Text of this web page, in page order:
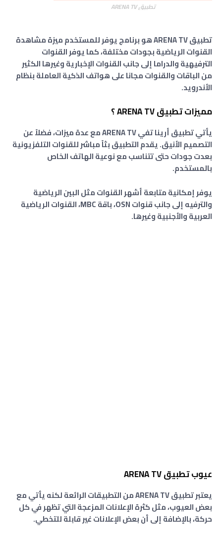
تطبيق ARENA TV
تطبيق ARENA TV هو برنامج يوفر للمستخدم ميزة مشاهدة
القنوات الرياضية بجودات مختلفة، كما يوفر القنوات
الترفيهية والدراما إلى جانب القنوات الإخبارية وغيرها الكثير
من الباقات والقنوات مجانا على هواتف الذكية العاملة بنظام
الأندرويد.
مميزات تطبيق ARENA TV ؟
يأتي تطبيق أرينا تفي ARENA TV مع عدة ميزات، فضلاً عن
التصميم الأنيق. يقدم التطبيق بثاً مباشر للقنوات التلفزيونية
بعدت جودات حتى تتناسب مع نوعية الهاتف الخاص
بالمستخدم.
يوفر إمكانية متابعة أشهر القنوات مثل البين الرياضية
والترفيه إلى جانب قنوات OSN، باقة MBC، القنوات الرياضية
العربية والأجنبية وغيرها.
عيوب تطبيق ARENA TV
يعتبر تطبيق ARENA TV من التطبيقات الرائعة لكنه يأتي مع
بعض العيوب، مثل كثرة الإعلانات المزعجة التي تظهر في كل
حركة، بالإضافة إلى أن بعض الإعلانات غير قابلة للتخطي.